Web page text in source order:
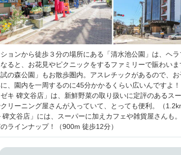
ョンから徒歩３分の場所にある「清水池公園」は、ヘ
ると、お花見やピクニックをするファミリーで賑わい
の森公園」もお散歩圏内。アスレチックがあるので、
、園内を一周するのに45分かかるくらい広いんですよ
ゼキ 碑文谷店」は、新鮮野菜の取り扱いに定評のあるス
リーニング屋さんが入っていて、とっても便利。（
碑文谷店」には、スーパーに加えカフェや雑貨屋さんも
ラインナップ！（900m 徒歩12分）